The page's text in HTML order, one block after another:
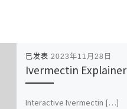
已发表 2023年11月28日
Ivermectin Explainer
Interactive Ivermectin […]